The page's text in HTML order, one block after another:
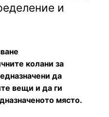
и
колани за
да
вещи и да ги
място.